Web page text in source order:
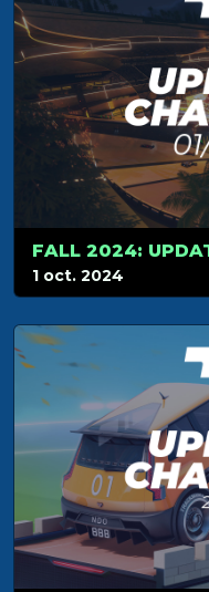
FALL 2024:
1 oct. 2024